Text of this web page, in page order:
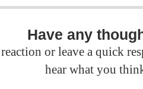
Have any
or leave a quick
hear what you